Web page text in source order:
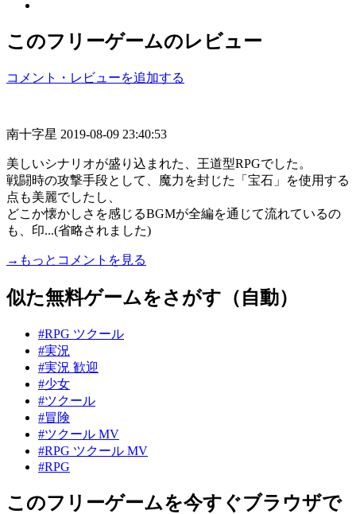
このフリーゲームのレビュー
コメント・レビューを追加する
南十字星 2019-08-09 23:40:53
美しいシナリオが盛り込まれた、王道型RPGでした。
戦闘時の攻撃手段として、魔力を封じた「宝石」を使用する
点も美麗でしたし、
どこか懐かしさを感じるBGMが全編を通じて流れているの
も、印...(省略されました)
→もっとコメントを見る
似た無料ゲームをさがす（自動）
#RPG ツクール
#実況
#実況 歓迎
#少女
#ツクール
#冒険
#ツクール MV
#RPG ツクール MV
#RPG
このフリーゲームを今すぐブラウザで